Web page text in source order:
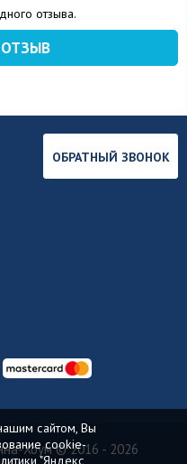
отзыва.
ОБРАТНЫЙ ЗВОНОК
Хоум© 2016 - 2026
сайтом, Вы
cookie-
"Яндекс